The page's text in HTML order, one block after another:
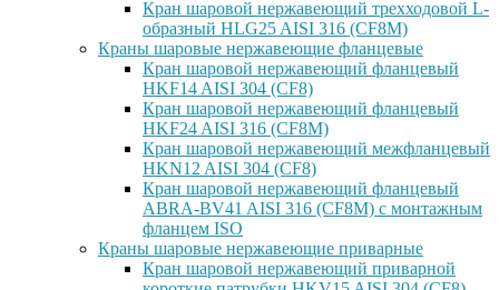
Кран шаровой нержавеющий трехходовой L-
образный HLG25 AISI 316 (CF8M)
Краны шаровые нержавеющие фланцевые
Кран шаровой нержавеющий фланцевый
HKF14 AISI 304 (CF8)
Кран шаровой нержавеющий фланцевый
HKF24 AISI 316 (CF8M)
Кран шаровой нержавеющий межфланцевый
HKN12 AISI 304 (CF8)
Кран шаровой нержавеющий фланцевый
ABRA-BV41 AISI 316 (CF8M) с монтажным
фланцем ISO
Краны шаровые нержавеющие приварные
Кран шаровой нержавеющий приварной